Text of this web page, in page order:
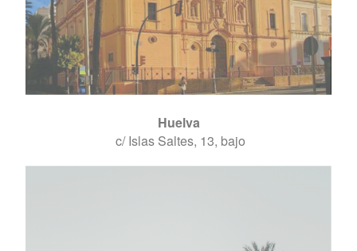
Huelva
c/ Islas Saltes, 13, bajo